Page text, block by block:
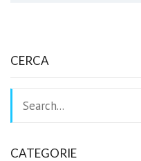
CERCA
CATEGORIE